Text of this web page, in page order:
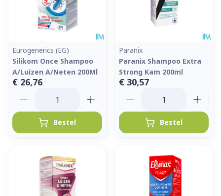
Eurogenerics (EG)
Silikom Once Shampoo
A/Luizen A/Neten 200Ml
€ 26,76
Bestel
Paranix
Paranix Shampoo Extra
Strong Kam 200ml
€ 30,57
Bestel